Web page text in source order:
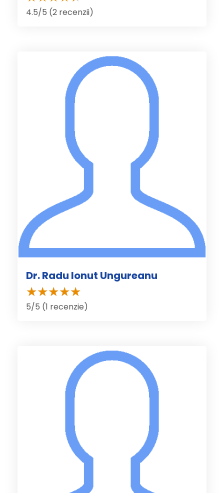
4.5/5 (2 recenzii)
Dr. Radu Ionut Ungureanu
5/5 (1 recenzie)